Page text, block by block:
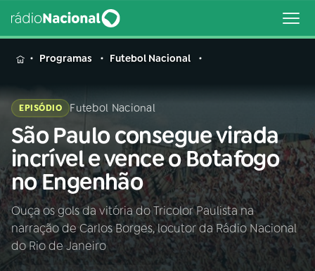
MENU
Buscar
na
Rádio
Nacional
Buscar
AO VIVO
01 INÍCIO
Programas Futebol Nacional
EPISÓDIO Futebol Nacional
São Paulo consegue virada
incrível e vence o Botafogo
no Engenhão
Ouça os gols da vitória do Tricolor Paulista na
narração de Carlos Borges, locutor da Rádio Nacional
do Rio de Janeiro